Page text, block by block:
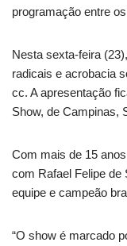
programação entre
Nesta sexta-feira
radicais e acrobacia
cc. A apresentação
Show, de Campinas,
Com mais de 15
com Rafael Felipe de
equipe e campeão
“O show é marcado